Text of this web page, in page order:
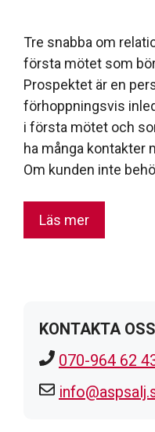
Tre snabba om
första mötet som
Prospektet är en
förhoppningsvis
i första mötet och
ha många kontakter
Om kunden inte
Läs mer
KONTAKTA OSS
070-964 62